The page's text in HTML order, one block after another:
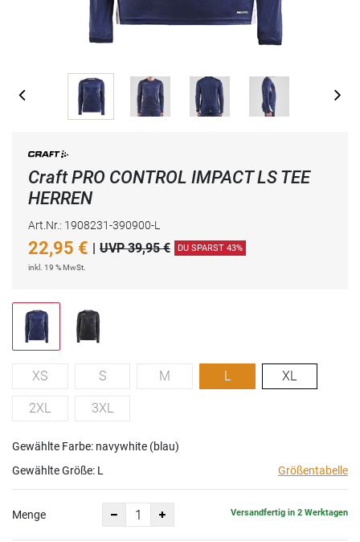
Craft PRO CONTROL IMPACT LS TEE
HERREN
Art.Nr.: 1908231-390900-L
22,95 € | UVP 39,95 € DU SPARST 43%
inkl. 19 % MwSt.
XS S M L XL
2XL 3XL
Gewählte Farbe: navywhite (blau)
Gewählte Größe: L Größentabelle
Menge Versandfertig in 2 Werktagen